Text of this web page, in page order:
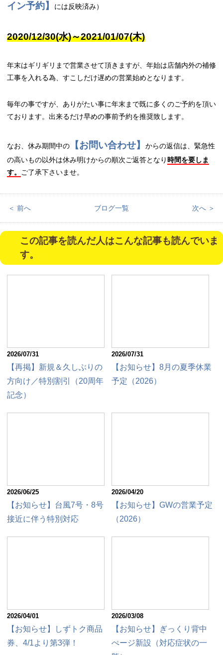
イン予約】
には反映済み）
2020/12/30(水)～2021/01/07(木)
年末はギリギリまで営業させて頂きますが、年始は店舗内外の補修
工事を入れる為、すこしだけ遅めの営業始めとなります。
毎年の事ですが、ありがたい事に年末まで既に多くのご予約を頂い
ております。出来るだけ早めの事前予約を推奨致します。
なお、休み期間中の 【お問い合わせ】
からの返信は、緊急性
の高いもの以外は休み明けからの順次ご返答となり 時間を要しま
す。 ご了承下さいませ。
＜ 前へ ブログ一覧 次へ ＞
この記事を読んだ人はこんな記事も読んでいま
す。
2026/07/31
【再掲】新規＆久しぶりの
方向け／特別割引（20周年
記念）
2026/07/31
【お知らせ】8月の夏季休業
予定（2026）
2026/06/25
【お知らせ】台風7号・8号
接近に伴う特別対応
2026/04/20
【お知らせ】GWの営業予定
（2026）
2026/04/01
【お知らせ】しずトク商品
券、4/1より第3弾！
2026/03/08
【お知らせ】ぎっくり背中
ぺージ新設（対応症状の一